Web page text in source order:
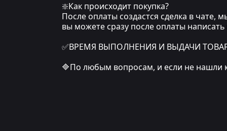
❇️Как происходит покупка?
После оплаты создастся сделка в
вы можете сразу после оплаты
✅ВРЕМЯ ВЫПОЛНЕНИЯ И ВЫДАЧИ ТОВАРА:
🔷По любым вопросам, и если не нашли